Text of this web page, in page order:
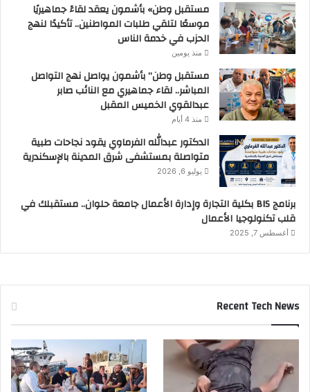
مستقبل وطن» بأشمون يعقد لقاءً جماهيريًا
موسعًا لتلقي طلبات المواطنين.. تأكيدًا لنهج
الحزب في خدمة الناس
منذ يومين
مستقبل وطن” بأشمون يواصل نهج التواصل
المباشر.. لقاء جماهيري مع النائب صابر
عبدالقوي الخميس المقبل
منذ 4 أيام
الدكتور عبدالله الفرماوي يقود نجاحات طبية
متواصلة بمستشفى شرق المدينة بالإسكندرية
يوليو 6, 2026
برنامج BIS بكلية التجارة وإدارة الأعمال جامعة حلوان.. مستقبلك في
قلب تكنولوجيا الأعمال
أغسطس 7, 2025
Recent Tech News